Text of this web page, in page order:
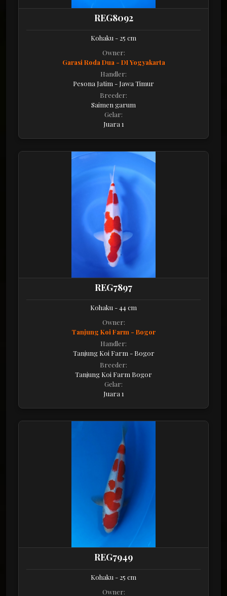
REG8092
Kohaku - 25 cm
Owner:
Garasi Roda Dua - DI Yogyakarta
Handler:
Pesona Jatim - Jawa Timur
Breeder:
Saimen garum
Gelar:
Juara 1
REG7897
Kohaku - 44 cm
Owner:
Tanjung Koi Farm - Bogor
Handler:
Tanjung Koi Farm - Bogor
Breeder:
Tanjung Koi Farm Bogor
Gelar:
Juara 1
REG7949
Kohaku - 25 cm
Owner: